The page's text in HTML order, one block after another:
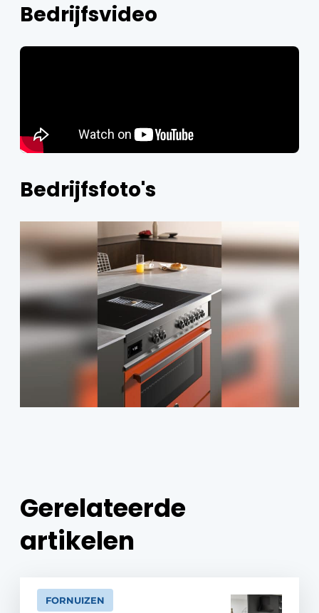
Bedrijfsvideo
Bedrijfsfoto's
Gerelateerde
artikelen
FORNUIZEN